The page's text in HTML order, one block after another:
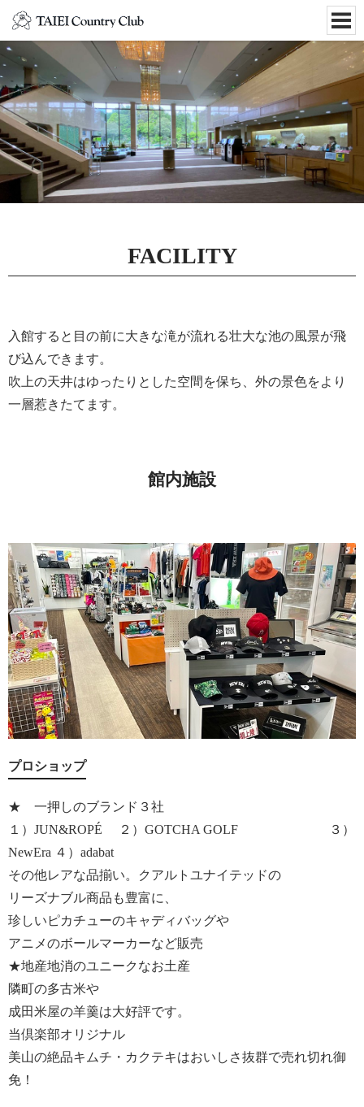
FACILITY
入館すると目の前に大きな滝が流れる壮大な池の風景が飛
び込んできます。
吹上の天井はゆったりとした空間を保ち、外の景色をより
一層惹きたてます。
館内施設
プロショップ
★ 一押しのブランド３社
１）JUN&ROPÉ ２）GOTCHA GOLF ３）
NewEra ４）adabat
その他レアな品揃い。クアルトユナイテッドの
リーズナブル商品も豊富に、
珍しいピカチューのキャディバッグや
アニメのボールマーカーなど販売
★地産地消のユニークなお土産
隣町の多古米や
成田米屋の羊羹は大好評です。
当倶楽部オリジナル
美山の絶品キムチ・カクテキはおいしさ抜群で売れ切れ御
免！